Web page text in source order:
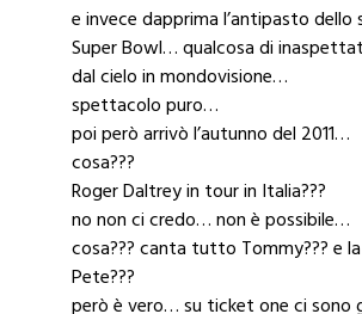
e invece dapprima l’antipasto dello
Super Bowl… qualcosa di
dal cielo in mondovisione…
spettacolo puro…
poi però arrivò l’autunno del 2011…
cosa???
Roger Daltrey in tour in Italia???
no non ci credo… non è possibile…
cosa??? canta tutto Tommy??? e
Pete???
però è vero… su ticket one ci sono